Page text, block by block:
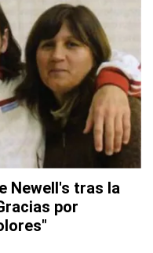
Newell's tras la
por